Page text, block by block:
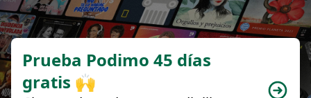
Prueba Podimo 45 días
gratis 🙌